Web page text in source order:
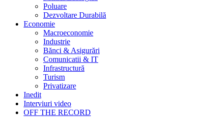
Poluare
Dezvoltare Durabilă
Economie
Macroeconomie
Industrie
Bănci & Asigurări
Comunicatii & IT
Infrastructură
Turism
Privatizare
Inedit
Interviuri video
OFF THE RECORD